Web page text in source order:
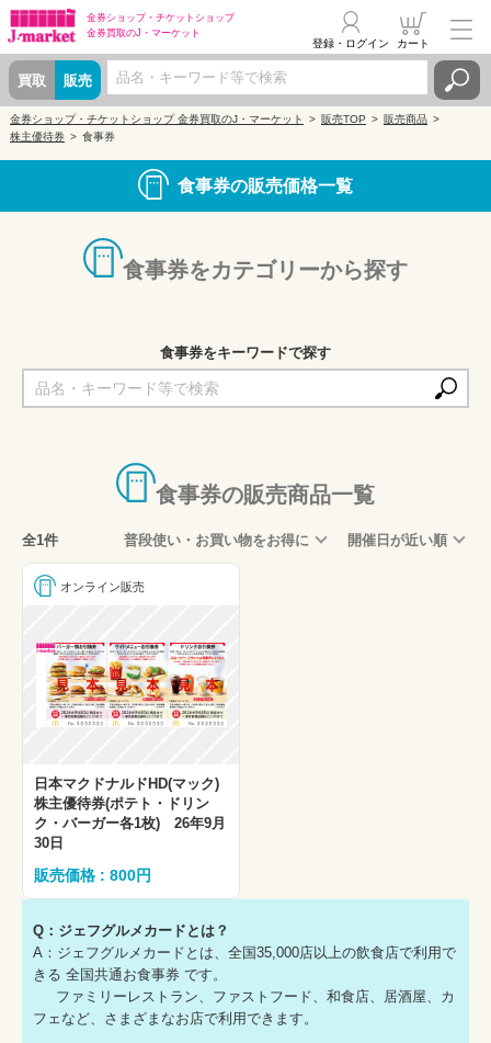
金券ショップ・ チケットショップ
金券買取のJ・マーケット
買取 販売
登録・ログイン カート
金券ショップ・チケットショップ 金券買取のJ・マーケット 販売TOP
販売商品
株主優待券
食事券
食事券の販売価格一覧
食事券をカテゴリーから探す
食事券をキーワードで探す
食事券の販売商品一覧
全1件 普段使い・お買い物をお得に 開催日が近い順
オンライン販売
日本マクドナルドHD(マック)
株主優待券(ポテト・ドリン
ク・バーガー各1枚) 26年9月
30日
販売価格 : 800円
Q：ジェフグルメカードとは？
A：ジェフグルメカードとは、全国35,000店以上の飲食店で利用で
きる 全国共通お食事券 です。
ファミリーレストラン、ファストフード、和食店、居酒屋、カ
フェなど、さまざまなお店で利用できます。